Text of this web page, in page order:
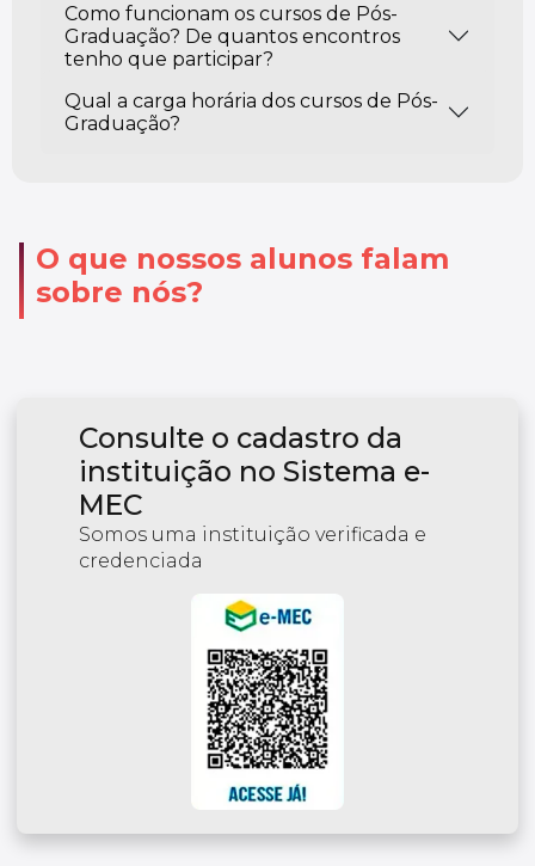
Como funcionam os cursos de Pós-
Graduação? De quantos encontros
tenho que participar?
Qual a carga horária dos cursos de Pós-
Graduação?
O que nossos alunos falam
sobre nós?
Consulte o cadastro da
instituição no Sistema e-
MEC
Somos uma instituição verificada e
credenciada